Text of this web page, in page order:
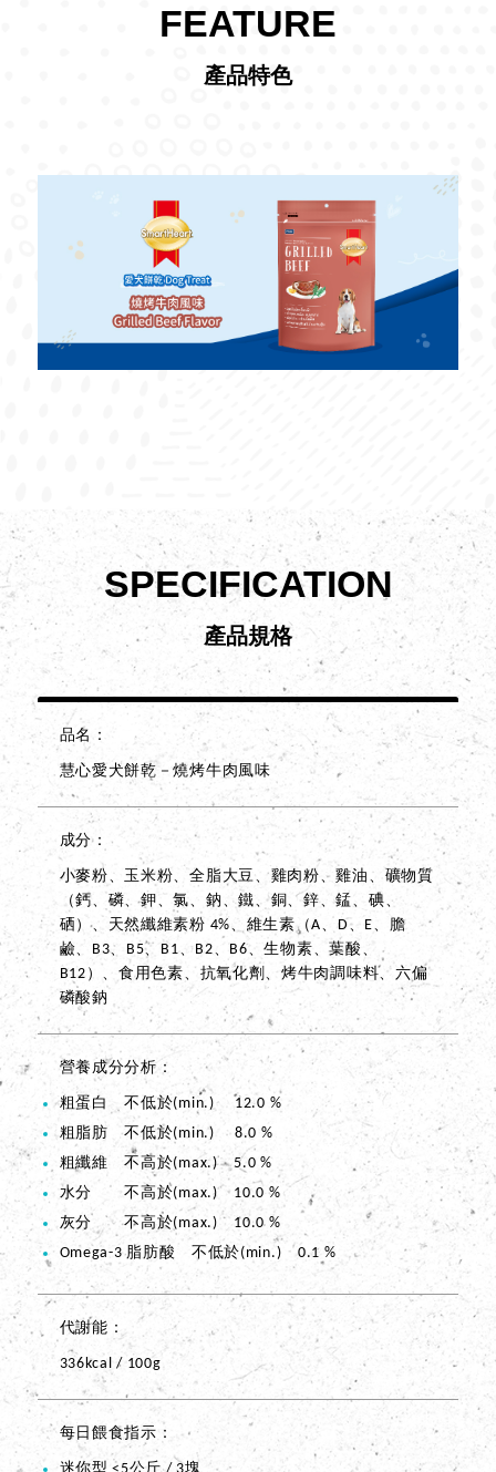
FEATURE
產品特色
SPECIFICATION
產品規格
品名
慧心愛犬餅乾－燒烤牛肉風味
成分
小麥粉、玉米粉、全脂大豆、雞肉粉、雞油、礦物質
（鈣、磷、鉀、氯、鈉、鐵、銅、鋅、錳、碘、
硒）、天然纖維素粉 4%、維生素（A、D、E、膽
鹼、B3、B5、B1、B2、B6、生物素、葉酸、
B12）、食用色素、抗氧化劑、烤牛肉調味料、六偏
磷酸鈉
營養成分分析
粗蛋白 不低於(min.) 12.0 %
粗脂肪 不低於(min.) 8.0 %
粗纖維 不高於(max.) 5.0 %
水分 不高於(max.) 10.0 %
灰分 不高於(max.) 10.0 %
Omega-3 脂肪酸 不低於(min.) 0.1 %
代謝能
336kcal / 100g
每日餵食指示